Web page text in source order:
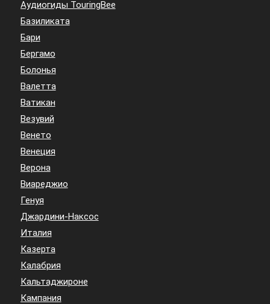
Аудиогиды TouringBee
Базиликата
Бари
Бергамо
Болонья
Валетта
Ватикан
Везувий
Венето
Венеция
Верона
Виареджио
Генуя
Джардини-Наксос
Италия
Казерта
Калабрия
Кальтаджироне
Кампания